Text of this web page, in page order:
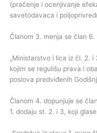
(praćenje i ocenjivanje
savetodavaca i
Članom 3. menja se član 6.
„Ministarstvo i lica iz čl. 2.
kojim se regulišu prava i
poslova predviđenih
Članom 4. dopunjuje se
1. dodaju st. 2. i 3, koji